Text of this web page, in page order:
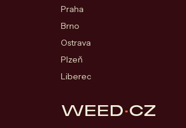
Praha
Brno
Ostrava
Plzeň
Liberec
WEED·CZ